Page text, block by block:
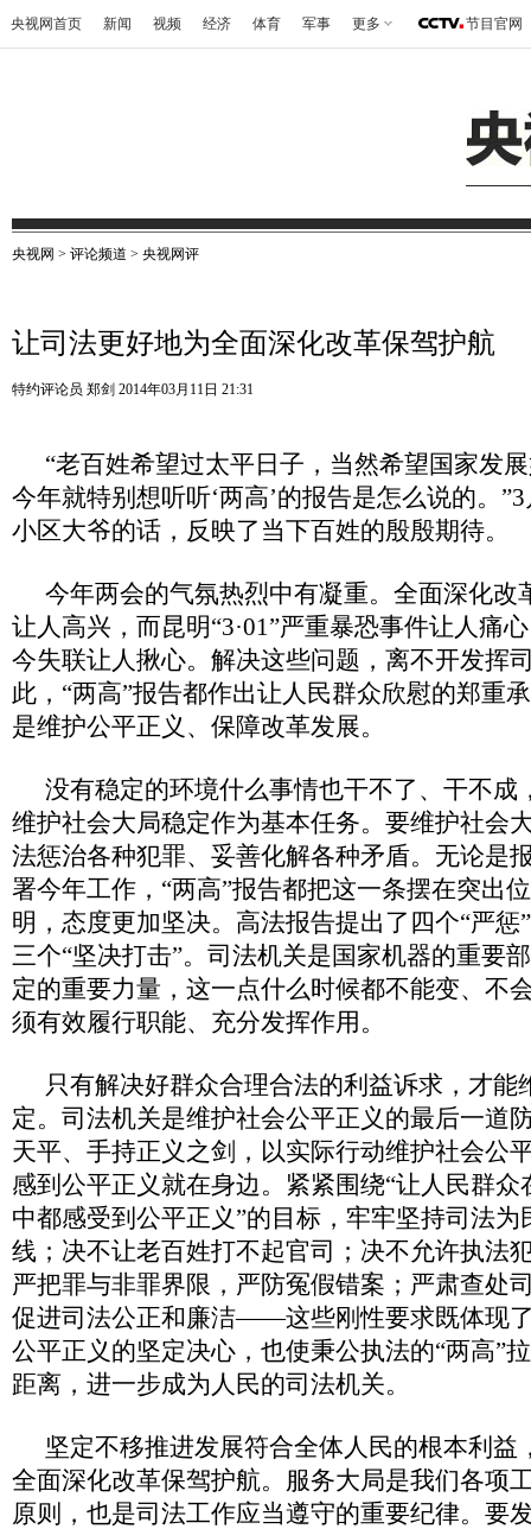
央视网首页 新闻 视频 经济 体育 军事 更多 节目官网
央视网 > 评论频道 > 央视网评
让司法更好地为全面深化改革保驾护航
特约评论员 郑剑 2014年03月11日 21:31
“老百姓希望过太平日子，当然希望国家发
今年就特别想听听‘两高’的报告是怎么说的。
小区大爷的话，反映了当下百姓的殷殷期待。
今年两会的气氛热烈中有凝重。全面深化改
让人高兴，而昆明“3·01”严重暴恐事件让人痛
今失联让人揪心。解决这些问题，离不开发挥
此，“两高”报告都作出让人民群众欣慰的郑重
是维护公平正义、保障改革发展。
没有稳定的环境什么事情也干不了、干不成
维护社会大局稳定作为基本任务。要维护社会
法惩治各种犯罪、妥善化解各种矛盾。无论是
署今年工作，“两高”报告都把这一条摆在突出
明，态度更加坚决。高法报告提出了四个“严惩
三个“坚决打击”。司法机关是国家机器的重要
定的重要力量，这一点什么时候都不能变、不
须有效履行职能、充分发挥作用。
只有解决好群众合理合法的利益诉求，才能
定。司法机关是维护社会公平正义的最后一道
天平、手持正义之剑，以实际行动维护社会公
感到公平正义就在身边。紧紧围绕“让人民群
中都感受到公平正义”的目标，牢牢坚持司法为
线；决不让老百姓打不起官司；决不允许执法
严把罪与非罪界限，严防冤假错案；严肃查处
促进司法公正和廉洁——这些刚性要求既体现
公平正义的坚定决心，也使秉公执法的“两高”
距离，进一步成为人民的司法机关。
坚定不移推进发展符合全体人民的根本利益
全面深化改革保驾护航。服务大局是我们各项
原则，也是司法工作应当遵守的重要纪律。要